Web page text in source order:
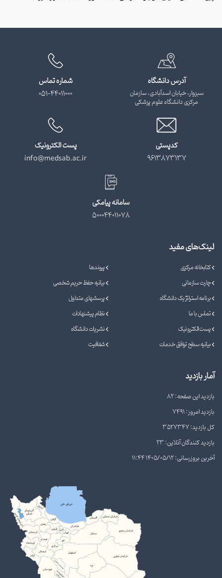
آدرس دانشگاه
سبزوار، خیابان اسدآبادی، سازمان
مرکزی دانشگاه علوم پزشکی
شماره تماس
051-44011000
کدپستی
9613873137
پست الکترونیک
info@medsab.ac.ir
سامانه پیامکی
500044011078
لینک‌های مفید
کتابخانه مرکزی
پیوندها
چارت سازمانی
بیانیه حفظ حریم شخصی
برنامه استراتژیک دانشگاه
پرسشهای متداول
تماس با ما
نظام پیشنهادات
پست الکترونیک
نشریات دانشگاه
بیانیه سطح توافق خدمات
شفافیت
آمار بازدید
بازدید این صفحه: 82
بازدید امروز: 7491
کل بازدید: 3527347
بازدید کنندگان آنلاین: 23
آخرین بروزرسانی: 1405/05/12 11:44